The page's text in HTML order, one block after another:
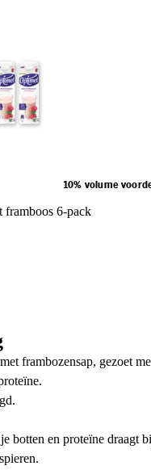
10% volume
6-pack
frambozensap, gezoet
botten en proteïne draagt